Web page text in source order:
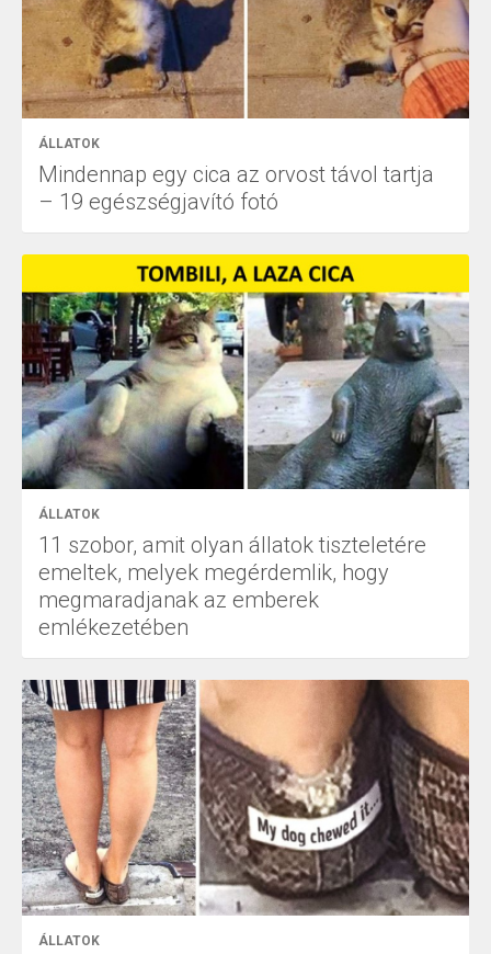
ÁLLATOK
Mindennap egy cica az orvost távol tartja
– 19 egészségjavító fotó
ÁLLATOK
11 szobor, amit olyan állatok tiszteletére
emeltek, melyek megérdemlik, hogy
megmaradjanak az emberek
emlékezetében
ÁLLATOK